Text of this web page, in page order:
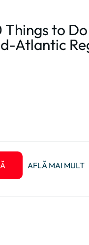
Things to
Atlantic
AFLĂ MAI MULT